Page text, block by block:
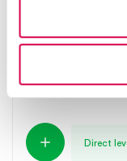
Coverflex Fast
10m, geel (1)
Direct